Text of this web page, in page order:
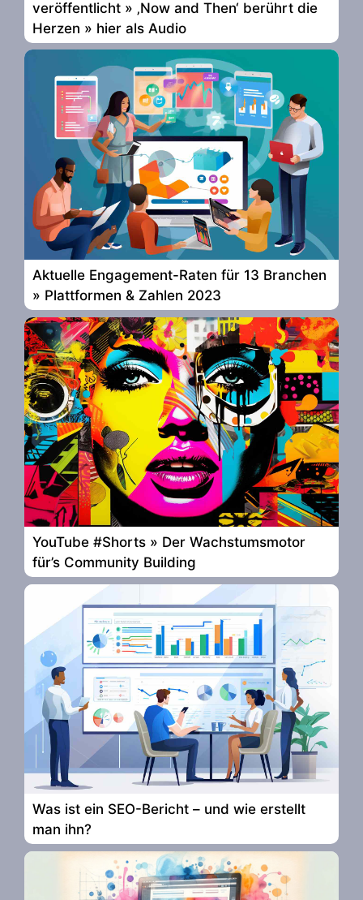
veröffentlicht » ‚Now and Then‘ berührt die
Herzen » hier als Audio
Aktuelle Engagement-Raten für 13 Branchen
» Plattformen & Zahlen 2023
YouTube #Shorts » Der Wachstumsmotor
für’s Community Building
Was ist ein SEO-Bericht – und wie erstellt
man ihn?